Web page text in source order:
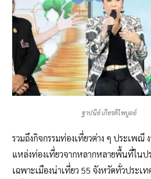
ฐาปนีย์ เกียรติไพบูลย์
รวมถึงกิจกรรมท่องเที่ยวต่าง ๆ ประเพณี
แหล่งท่องเที่ยวจากหลากหลายพื้นที่ในป
เฉพาะเมืองน่าเที่ยว 55 จังหวัดทั่วประเ